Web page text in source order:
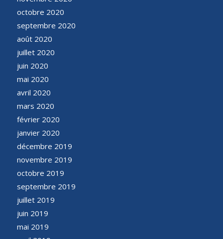
octobre 2020
septembre 2020
août 2020
juillet 2020
juin 2020
mai 2020
avril 2020
mars 2020
février 2020
janvier 2020
décembre 2019
novembre 2019
octobre 2019
septembre 2019
juillet 2019
juin 2019
mai 2019